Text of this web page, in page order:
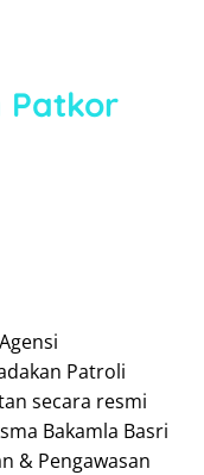
Patkor
Patroli
secara resmi
Bakamla Basri
& Pengawasan